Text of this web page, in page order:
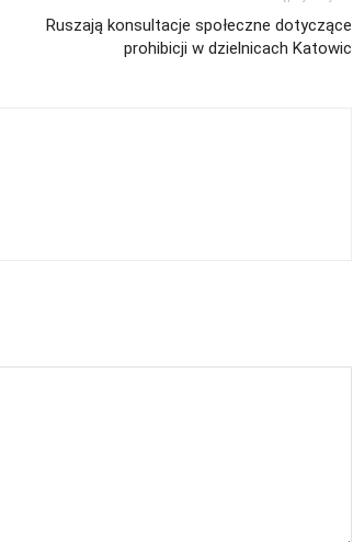
Ruszają konsultacje społeczne dotyczące
prohibicji w dzielnicach Katowic